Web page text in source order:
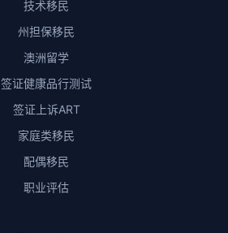
技术移民
州担保移民
澳洲留学
签证健康品行测试
签证上诉ART
家庭类移民
配偶移民
职业评估